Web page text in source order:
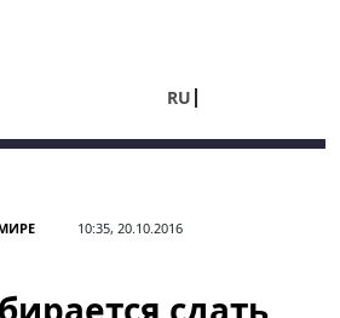
RU
10:35, 20.10.2016